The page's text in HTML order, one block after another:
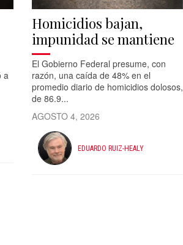
a
Homicidios bajan,
impunidad se mantiene
El Gobierno Federal presume, con
razón, una caída de 48% en el
promedio diario de homicidios dolosos,
de 86.9...
AGOSTO 4, 2026
EDUARDO RUIZ-HEALY